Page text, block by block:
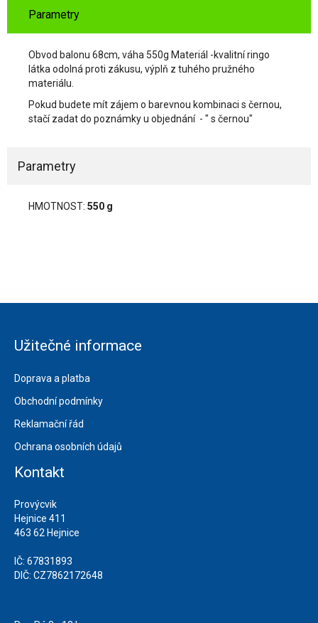
Parametry
Obvod balonu 68cm, váha 550g Materiál -kvalitní ringo
látka odolná proti zákusu, výplň z tuhého pružného
materiálu.
Pokud budete mít zájem o barevnou kombinaci s černou,
stačí zadat do poznámky u objednání - " s černou"
Parametry
HMOTNOST: 550 g
Užitečné informace
Doprava a platba
Obchodní podmínky
Reklamační řád
Ochrana osobních údajů
Kontakt
Provýcvik
Hejnice 411
463 62 Hejnice
IČ: 67831893
DIČ: CZ7862172648